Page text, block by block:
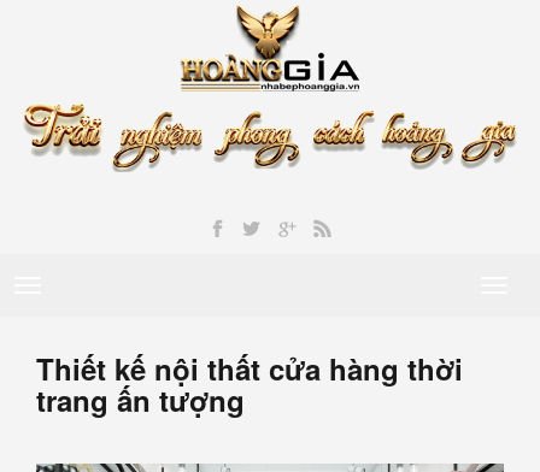
Thiết kế nội thất cửa hàng thời
trang ấn tượng